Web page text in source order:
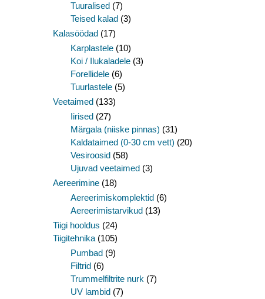
Tuuralised (7)
Teised kalad (3)
Kalasöödad (17)
Karplastele (10)
Koi / Ilukaladele (3)
Forellidele (6)
Tuurlastele (5)
Veetaimed (133)
Iirised (27)
Märgala (niiske pinnas) (31)
Kaldataimed (0-30 cm vett) (20)
Vesiroosid (58)
Ujuvad veetaimed (3)
Aereerimine (18)
Aereerimiskomplektid (6)
Aereerimistarvikud (13)
Tiigi hooldus (24)
Tiigitehnika (105)
Pumbad (9)
Filtrid (6)
Trummelfiltrite nurk (7)
UV lambid (7)